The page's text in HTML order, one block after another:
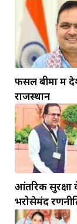
फसल बीमा में
राजस्थान
आंतरिक
भरोसेमंद
गोविंद मोहन